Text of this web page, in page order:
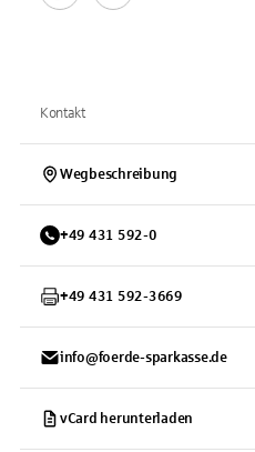
Kontakt
Wegbeschreibung
+49 431 592-0
+49 431 592-3669
info@foerde-sparkasse.de
vCard herunterladen